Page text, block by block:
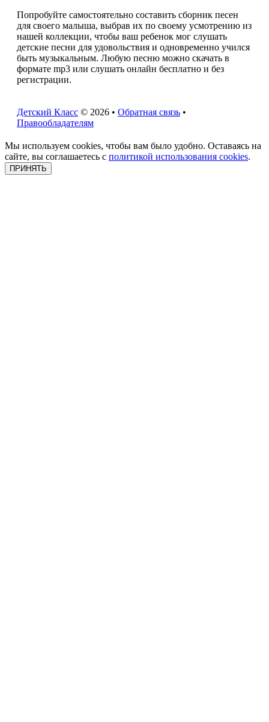
Попробуйте самостоятельно составить сборник песен
для своего малыша, выбрав их по своему усмотрению из
нашей коллекции, чтобы ваш ребенок мог слушать
детские песни для удовольствия и одновременно учился
быть музыкальным. Любую песню можно скачать в
формате mp3 или слушать онлайн бесплатно и без
регистрации.
Детский Класс © 2026 • Обратная связь •
Правообладателям
Мы используем cookies, чтобы вам было удобно. Оставаясь на
сайте, вы соглашаетесь с политикой использования cookies.
ПРИНЯТЬ